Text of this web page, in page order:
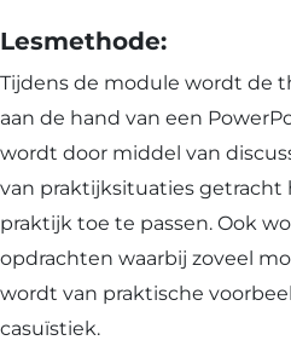
Lesmethode:
Tijdens de module wordt de
aan de hand van een
wordt door middel van
van praktijksituaties getracht
praktijk toe te passen. Ook
opdrachten waarbij zoveel
wordt van praktische
casuïstiek.